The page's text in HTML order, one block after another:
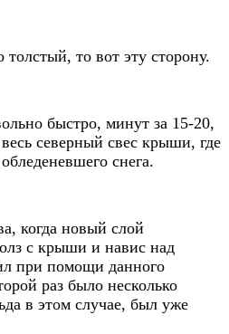
толстый, то вот эту сторону.
быстро, минут за 15-20,
северный свес крыши, где
снега.
когда новый слой
с крыши и навис над
при помощи данного
раз было несколько
в этом случае, был уже